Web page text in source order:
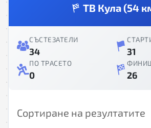
ТВ Кула (54
СЪСТЕЗАТЕЛИ
34 31
ПО ТРАСЕТО
0 26
Сортиране на резултатите